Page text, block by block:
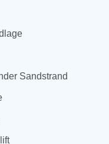
Sandstrand